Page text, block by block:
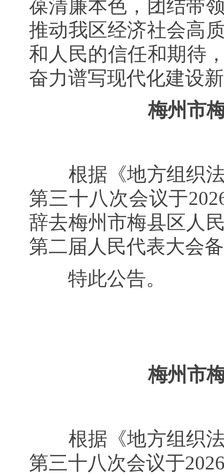
葆清廉本色，团结带
推动我区经济社会高
和人民的信任和期待
奋力谱写现代化建设
梅州市
根据《地方组织
第三十八次会议于
辞去梅州市梅县区人
第二届人民代表大会
特此公告。
梅州市
根据《地方组织
第三十八次会议于